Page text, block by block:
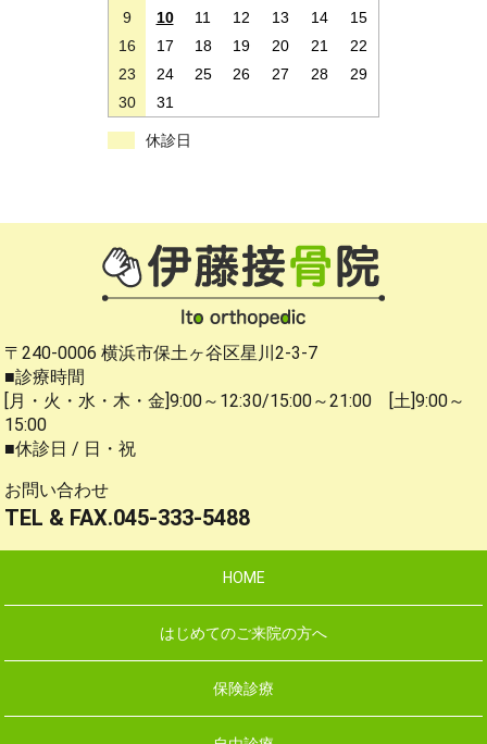
9
10 11 12 13 14
15
16
17 18 19 20 21
22
23
24 25 26 27 28
29
30
31
休診日
〒240-0006 横浜市保土ヶ谷区星川2-3-7
■診療時間
[月・火・水・木・金]9:00～12:30/15:00～21:00 [土]9:00～
15:00
■休診日 / 日・祝
お問い合わせ
TEL & FAX.045-333-5488
HOME
はじめてのご来院の方へ
保険診療